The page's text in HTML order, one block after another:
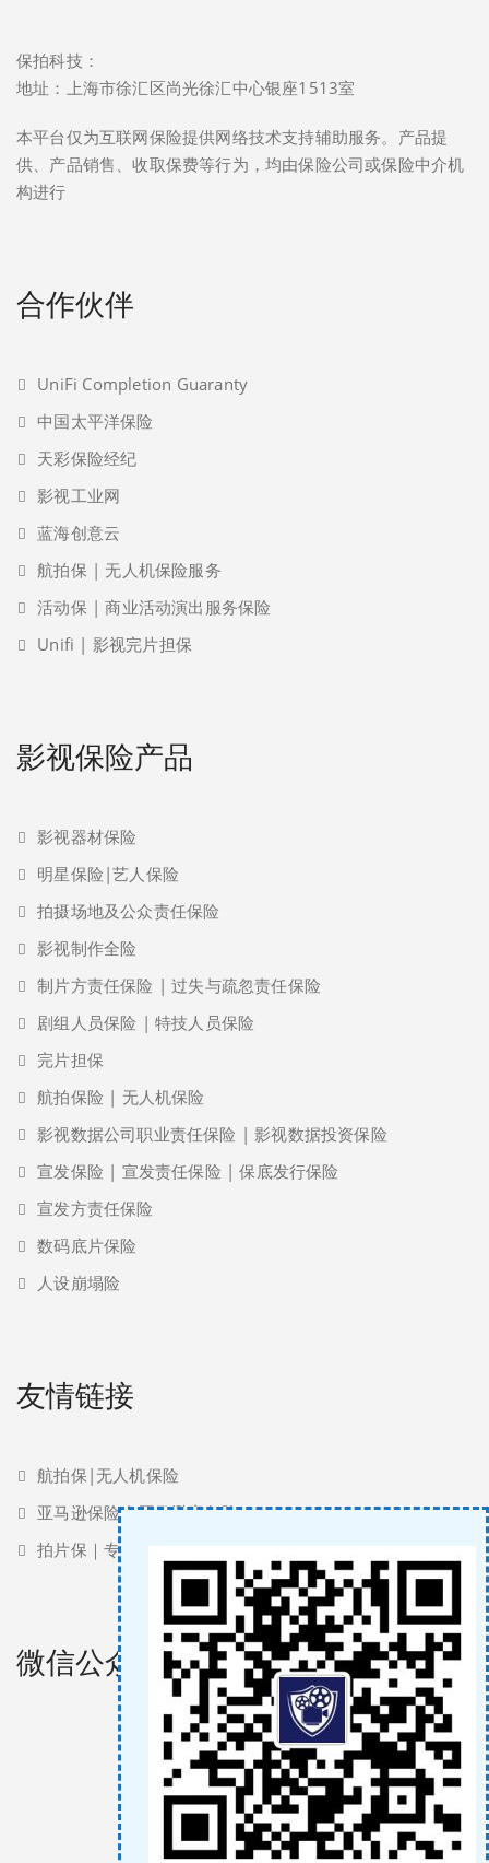
保拍科技：
地址：上海市徐汇区尚光徐汇中心银座1513室
本平台仅为互联网保险提供网络技术支持辅助服务。产品提
供、产品销售、收取保费等行为，均由保险公司或保险中介机
构进行
合作伙伴
UniFi Completion Guaranty
中国太平洋保险
天彩保险经纪
影视工业网
蓝海创意云
航拍保 | 无人机保险服务
活动保 | 商业活动演出服务保险
Unifi | 影视完片担保
影视保险产品
影视器材保险
明星保险|艺人保险
拍摄场地及公众责任保险
影视制作全险
制片方责任保险 | 过失与疏忽责任保险
剧组人员保险 | 特技人员保险
完片担保
航拍保险 | 无人机保险
影视数据公司职业责任保险 | 影视数据投资保险
宣发保险 | 宣发责任保险 | 保底发行保险
宣发方责任保险
数码底片保险
人设崩塌险
友情链接
航拍保|无人机保险
亚马逊保险 | 亚马逊责任险
拍片保｜专业影视保险服务商
微信公众号